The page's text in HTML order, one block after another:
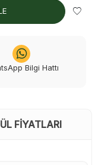
Bilgi Hattı
FIYATLARI